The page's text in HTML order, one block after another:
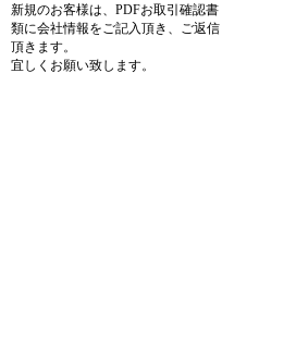
新規のお客様は、PDFお取引確認書
類に会社情報をご記入頂き、ご返信
頂きます。
宜しくお願い致します。